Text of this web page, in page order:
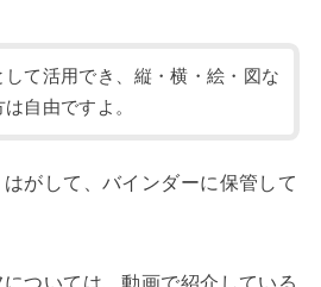
して活用でき、縦・横・絵・図な
自由ですよ。
がして、バインダーに保管して
ついては、動画で紹介している